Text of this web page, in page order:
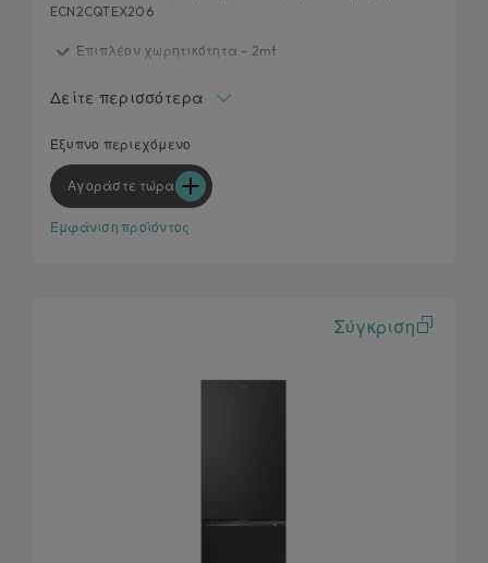
ECN2CQTEX206
Επιπλέον χωρητικότητα - 2mt
Προσαρμόσιμος Χώρος Υγρασίας
Προσαρμογή σχεδίασης κουζίνας
Τεχνολογία Circle Fresh
Δείτε περισσότερα
Έξυπνο περιεχόμενο
Αγοράστε τώρα
Εμφάνιση προϊόντος
Σύγκριση